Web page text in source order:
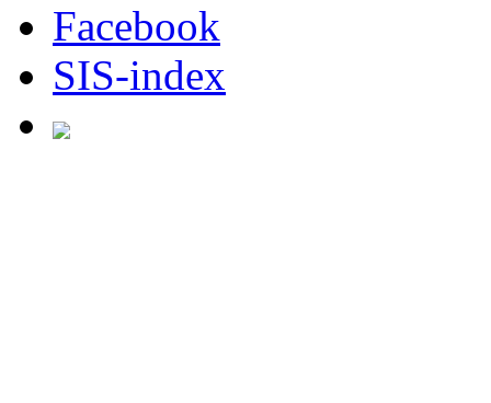
Facebook
SIS-index